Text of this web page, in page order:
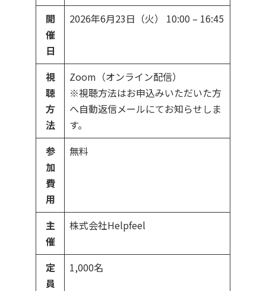
開
催
日
2026年6月23日（火） 10:00 – 16:45
視
聴
方
法
Zoom（オンライン配信）
※視聴方法はお申込みいただいた方
へ自動返信メールにてお知らせしま
す。
参
加
費
用
無料
主
催
株式会社Helpfeel
定
員
1,000名